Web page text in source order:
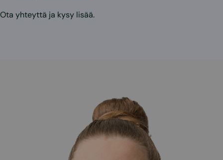
Ota yhteyttä ja kysy lisää.